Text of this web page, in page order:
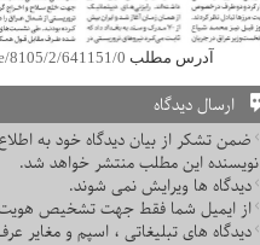
آدرس مطلب 8105/2/641151/0
ارسال دیدگاه
ضمن تشکر از بیان دیدگاه خود به
نویسنده این مطلب منتشر خواهد شد.
دیدگاه ها ویرایش نمی شوند.
از ایمیل شما فقط جهت تشخیص هویت
دیدگاه های تبلیغاتی ، اسپم و مغایر